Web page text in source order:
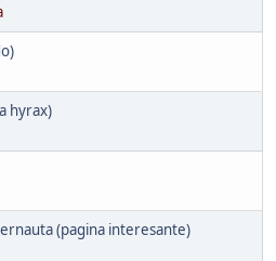
hyrax)
(pagina interesante)